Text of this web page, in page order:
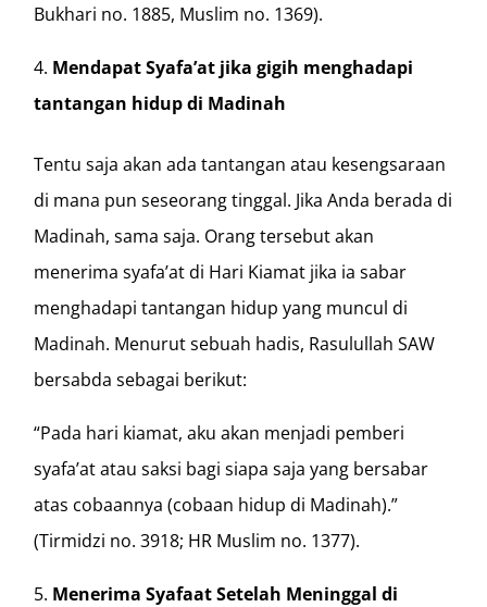
Bukhari no. 1885, Muslim no. 1369).
Mendapat Syafa’at jika gigih menghadapi
tantangan hidup di Madinah
Tentu saja akan ada tantangan atau kesengsaraan
di mana pun seseorang tinggal. Jika Anda berada di
Madinah, sama saja. Orang tersebut akan
menerima syafa’at di Hari Kiamat jika ia sabar
menghadapi tantangan hidup yang muncul di
Madinah. Menurut sebuah hadis, Rasulullah SAW
bersabda sebagai berikut:
“Pada hari kiamat, aku akan menjadi pemberi
syafa’at atau saksi bagi siapa saja yang bersabar
atas cobaannya (cobaan hidup di Madinah).”
(Tirmidzi no. 3918; HR Muslim no. 1377).
Menerima Syafaat Setelah Meninggal di